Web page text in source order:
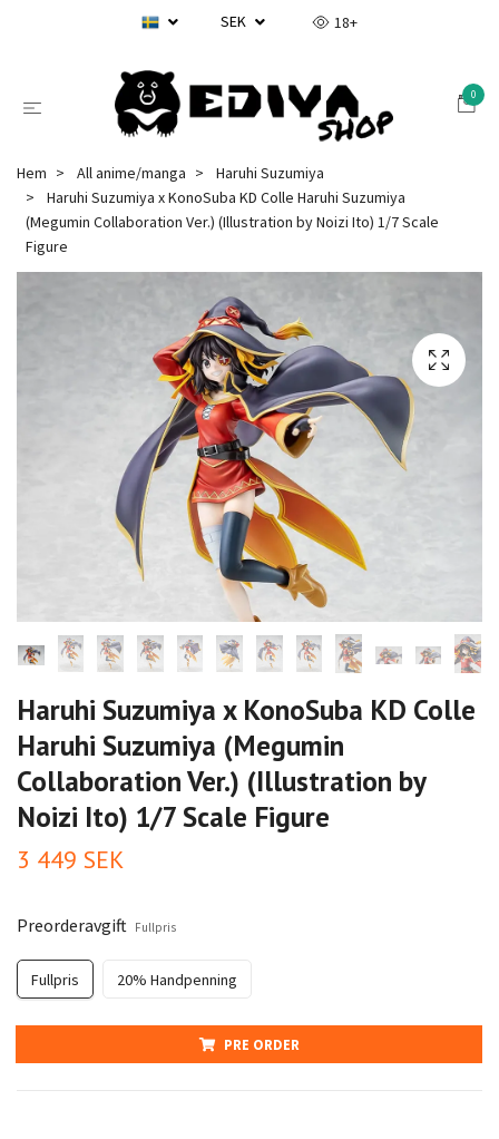
SEK 18+
0
Hem All anime/manga
Haruhi Suzumiya
Haruhi Suzumiya x KonoSuba KD Colle Haruhi Suzumiya
(Megumin Collaboration Ver.) (Illustration by Noizi Ito) 1/7 Scale
Figure
Haruhi Suzumiya x KonoSuba KD Colle
Haruhi Suzumiya (Megumin
Collaboration Ver.) (Illustration by
Noizi Ito) 1/7 Scale Figure
3 449 SEK
Preorderavgift Fullpris
Fullpris 20% Handpenning
PRE ORDER